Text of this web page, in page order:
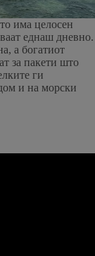
има целосен
еднаш дневно.
а богатиот
за пакети што
ги
и на морски